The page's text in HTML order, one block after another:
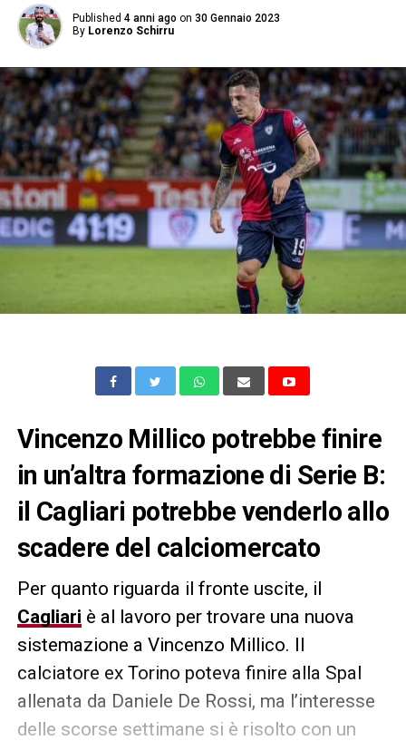
Published 4 anni ago on 30 Gennaio 2023
By Lorenzo Schirru
Vincenzo Millico potrebbe finire
in un’altra formazione di Serie B:
il Cagliari potrebbe venderlo allo
scadere del calciomercato
Per quanto riguarda il fronte uscite, il
Cagliari è al lavoro per trovare una nuova
sistemazione a Vincenzo Millico. Il
calciatore ex Torino poteva finire alla Spal
allenata da Daniele De Rossi, ma l’interesse
delle scorse settimane si è risolto con un